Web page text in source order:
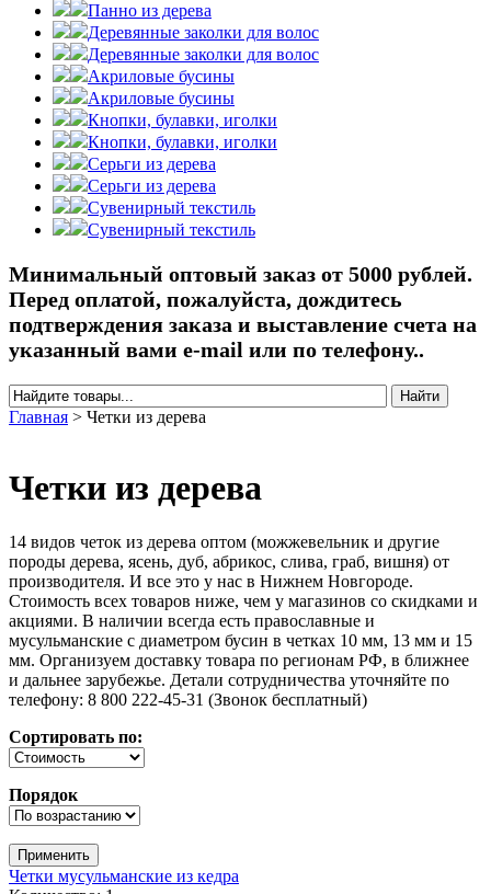
Панно из дерева
Деревянные заколки для волос
Деревянные заколки для волос
Акриловые бусины
Акриловые бусины
Кнопки, булавки, иголки
Кнопки, булавки, иголки
Серьги из дерева
Серьги из дерева
Сувенирный текстиль
Сувенирный текстиль
Минимальный оптовый заказ от 5000 рублей.
Перед оплатой, пожалуйста, дождитесь
подтверждения заказа и выставление счета на
указанный вами e-mail или по телефону..
Форма поиска
Найти
Главная > Четки из дерева
Четки из дерева
14 видов четок из дерева оптом (можжевельник и другие
породы дерева, ясень, дуб, абрикос, слива, граб, вишня) от
производителя. И все это у нас в Нижнем Новгороде.
Стоимость всех товаров ниже, чем у магазинов со скидками и
акциями. В наличии всегда есть православные и
мусульманские с диаметром бусин в четках 10 мм, 13 мм и 15
мм. Организуем доставку товара по регионам РФ, в ближнее
и дальнее зарубежье. Детали сотрудничества уточняйте по
телефону: 8 800 222-45-31 (Звонок бесплатный)
Сортировать по:
Порядок
Четки мусульманские из кедра